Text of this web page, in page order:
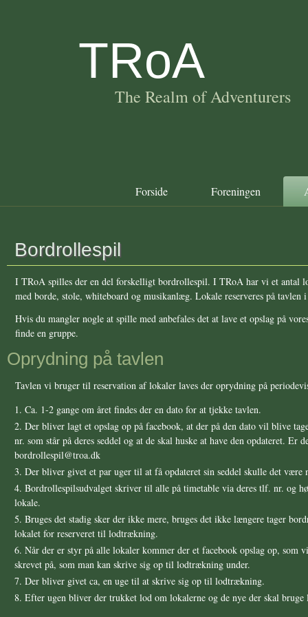
TRoA
The Realm of Adventurers
Forside Foreningen
Bordrollespil
I TRoA spilles der en del forskelligt bordrollespil. I TRoA har vi et antal
med borde, stole, whiteboard og musikanlæg. Lokale reserveres på tavlen
Hvis du mangler nogle at spille med anbefales det at lave et opslag på
finde en gruppe.
Oprydning på tavlen
Tavlen vi bruger til reservation af lokaler laves der oprydning på
Ca. 1-2 gange om året findes der en dato for at tjekke tavlen.
Der bliver lagt et opslag op på facebook, at der på den dato vil blive
nr. som står på deres seddel og at de skal huske at have den opdateret.
bordrollespil@troa.dk
Der bliver givet et par uger til at få opdateret sin seddel skulle det være
Bordrollespilsudvalget skriver til alle på timetable via deres tlf. nr. og
lokale.
Bruges det stadig sker der ikke mere, bruges det ikke længere tager
lokalet for reserveret til lodtrækning.
Når der er styr på alle lokaler kommer der et facebook opslag op,
skrevet på, som man kan skrive sig op til lodtrækning under.
Der bliver givet ca, en uge til at skrive sig op til lodtrækning.
Efter ugen bliver der trukket lod om lokalerne og de nye der skal